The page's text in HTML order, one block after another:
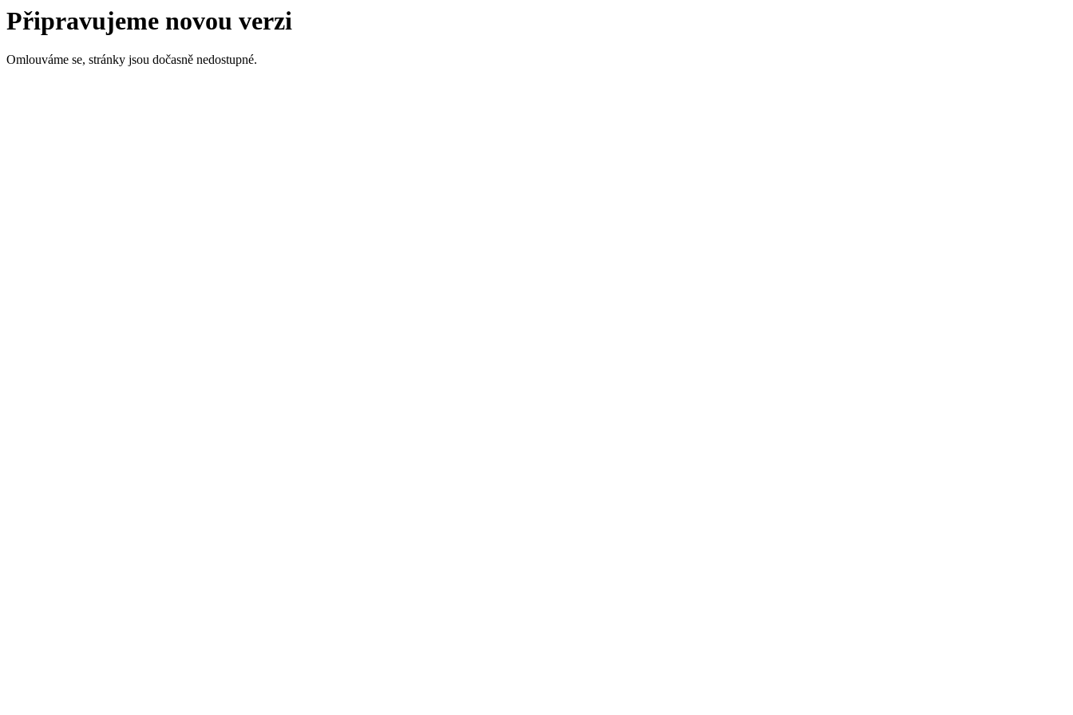
Připravujeme novou verzi
Omlouváme se, stránky jsou dočasně nedostupné.